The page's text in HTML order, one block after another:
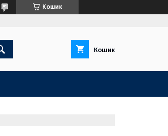
Кошик
Кошик